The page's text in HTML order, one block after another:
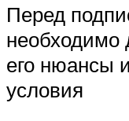
Перед
необходимо
его нюансы
условия